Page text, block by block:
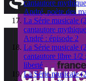
cantautore
André, poète des
La Série musicale
cantautore
André : épisode 2
La Série musicale
cantautore libre 1/2
liberté
La Série musicale